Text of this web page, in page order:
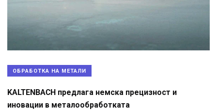
ОБРАБОТКА НА МЕТАЛИ
KALTENBACH предлага немска прецизност и
иновации в металообработката